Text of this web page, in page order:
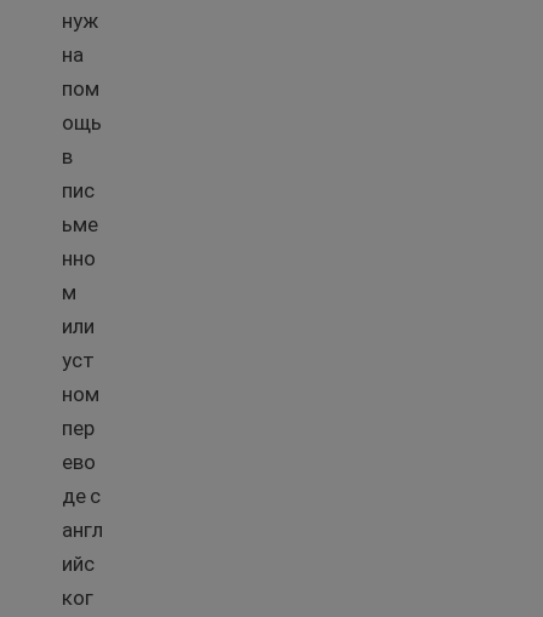
нуж
на
пом
ощь
в
пис
ьме
нно
м
или
уст
ном
пер
ево
де с
англ
ийс
ког